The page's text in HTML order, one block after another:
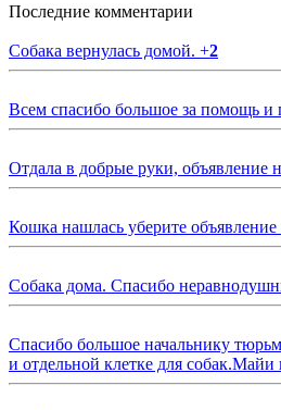
Последние комментарии
Собака вернулась домой. +2
Всем спасибо большое за помощь и
Отдала в добрые руки, объявление
Кошка нашлась уберите объявление
Собака дома. Спасибо
Спасибо большое начальнику
и отдельной клетке для